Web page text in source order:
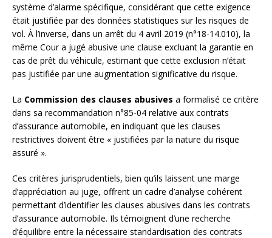
système d’alarme spécifique, considérant que cette exigence
était justifiée par des données statistiques sur les risques de
vol. À l’inverse, dans un arrêt du 4 avril 2019 (n°18-14.010), la
même Cour a jugé abusive une clause excluant la garantie en
cas de prêt du véhicule, estimant que cette exclusion n’était
pas justifiée par une augmentation significative du risque.
La Commission des clauses abusives a formalisé ce critère
dans sa recommandation n°85-04 relative aux contrats
d’assurance automobile, en indiquant que les clauses
restrictives doivent être « justifiées par la nature du risque
assuré ».
Ces critères jurisprudentiels, bien qu’ils laissent une marge
d’appréciation au juge, offrent un cadre d’analyse cohérent
permettant d’identifier les clauses abusives dans les contrats
d’assurance automobile. Ils témoignent d’une recherche
d’équilibre entre la nécessaire standardisation des contrats